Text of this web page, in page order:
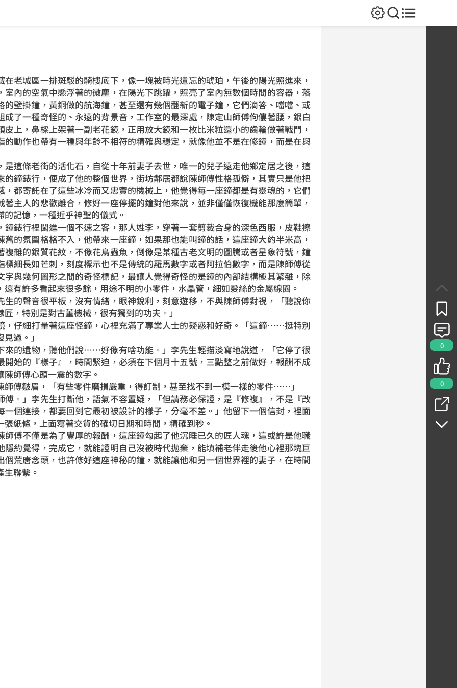
0
0
城區一排斑駁的騎樓底下，像一塊被時光遺忘的琥珀，午後的陽光照進來，
室內的空氣中懸浮著的微塵，在陽光下跳躍，照亮了室內無數個時間的容器，落
的壁掛鐘，黃銅做的航海鐘，甚至還有幾個翻新的電子鐘，它們滴答、噹噹、或
成了一種奇怪的、永遠的背景音，工作室的最深處，陳定山師傅佝僂著腰，銀白
皮上，鼻樑上架著一副老花鏡，正用放大鏡和一枚比米粒還小的齒輪做著戰鬥，
的動作也帶有一種與年齡不相符的精確與穩定，就像他並不是在修鐘，而是在與
條老街的活化石，自從十年前妻子去世，唯一的兒子遠走他鄉定居之後，這
的鐘錶行，便成了他的整個世界，街坊鄰居都說陳師傅性格孤僻，其實只是他把
，都寄託在了這些冰冷而又忠實的機械上，他覺得每一座鐘都是有靈魂的，它們
著主人的悲歡離合，修好一座停擺的鐘對他來說，並非僅僅恢復機能那麼簡單，
記憶，一種近乎神聖的儀式。
行裡闖進一個不速之客，那人姓李，穿著一套剪裁合身的深色西服，皮鞋擦
舊的氛圍格格不入，他帶來一座鐘，如果那也能叫鐘的話，這座鐘大約半米高，
複雜的銀質花紋，不像花鳥蟲魚，倒像是某種古老文明的圖騰或者星象符號，鐘
標細長如芒刺，刻度標示也不是傳統的羅馬數字或者阿拉伯數字，而是陳師傅從
字與幾何圖形之間的奇怪標記，最讓人覺得奇怪的是鐘的內部結構極其繁雜，除
有許多看起來很多餘，用途不明的小零件，水晶管，細如髮絲的金屬線圈。
聲音很平板，沒有情緒，眼神銳利，刻意遊移，不與陳師傅對視，「聽說你
，特別是對古董機械，很有獨到的功夫。」
細打量著這座怪鐘，心裡充滿了專業人士的疑惑和好奇。「這鐘……挺特別
過。」
遺物，聽他們說……好像有啥功能。」李先生輕描淡寫地說道，「它停了很
開始的『樣子』，時間緊迫，必須在下個月十五號，三點整之前做好，報酬不成
師傅心頭一震的數字。
皺眉，「有些零件磨損嚴重，得訂制，甚至找不到一模一樣的零件……」
」李先生打斷他，語氣不容置疑，「但請務必保證，是『修複』，不是『改
一個連接，都要回到它最初被設計的樣子，分毫不差。」他留下一個信封，裡面
紙條，上面寫著交貨的確切日期和時間，精確到秒。
不僅是為了豐厚的報酬，這座鐘勾起了他沉睡已久的匠人魂，這或許是他職
隱約覺得，完成它，就能證明自己沒被時代拋棄，能填補老伴走後他心裡那塊巨
個荒唐念頭，也許修好這座神秘的鐘，就能讓他和另一個世界裡的妻子，在時間
聯繫。